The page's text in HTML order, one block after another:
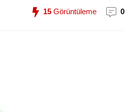
15 Görüntüleme 0